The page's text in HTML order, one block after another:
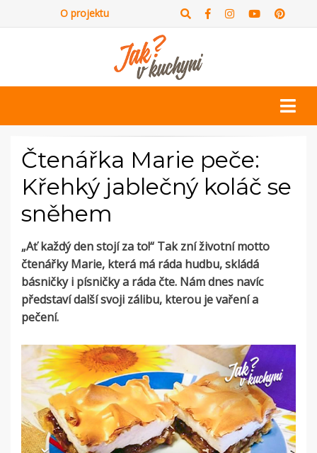
O projektu
Čtenářka Marie peče:
Křehký jablečný koláč se
sněhem
„Ať každý den stojí za to!“ Tak zní životní motto
čtenářky Marie, která má ráda hudbu, skládá
básničky i písničky a ráda čte. Nám dnes navíc
představí další svoji zálibu, kterou je vaření a
pečení.